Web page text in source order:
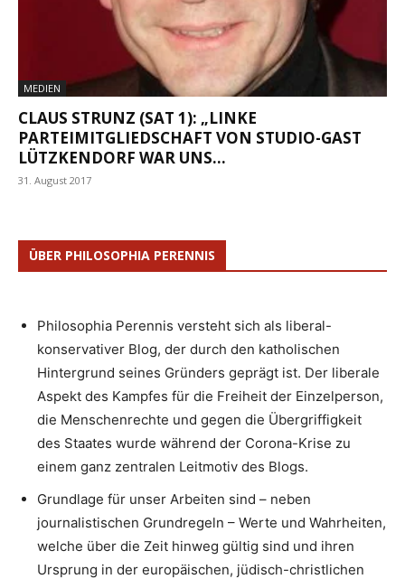
MEDIEN
CLAUS STRUNZ (SAT 1): „LINKE
PARTEIMITGLIEDSCHAFT VON STUDIO-GAST
LÜTZKENDORF WAR UNS...
31. August 2017
ÜBER PHILOSOPHIA PERENNIS
Philosophia Perennis versteht sich als liberal-
konservativer Blog, der durch den katholischen
Hintergrund seines Gründers geprägt ist. Der liberale
Aspekt des Kampfes für die Freiheit der Einzelperson,
die Menschenrechte und gegen die Übergriffigkeit
des Staates wurde während der Corona-Krise zu
einem ganz zentralen Leitmotiv des Blogs.
Grundlage für unser Arbeiten sind – neben
journalistischen Grundregeln – Werte und Wahrheiten,
welche über die Zeit hinweg gültig sind und ihren
Ursprung in der europäischen, jüdisch-christlichen